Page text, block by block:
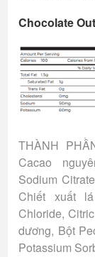
Chocolate
THÀNH
Cacao
Sodium
Chiết xuất
Chloride,
dương, Bột
Potassium